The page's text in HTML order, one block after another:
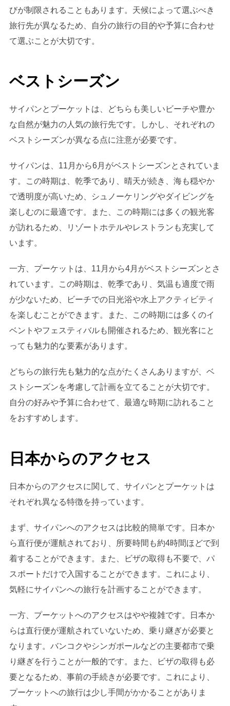
びが制限されることもあります。天候によって選ぶべき
旅行先が異なるため、自分の旅行の目的や予算に合わせ
て選ぶことが大切です。
ベストシーズン
サイパンとプーケットは、どちらも美しいビーチや豊か
な自然が魅力の人気の旅行先です。しかし、それぞれの
ベストシーズンが異なる点に注意が必要です。
サイパンは、11月から6月がベストシーズンとされていま
す。この時期は、乾季であり、晴天が続き、海も穏やか
で透明度が高いため、シュノーケリングやダイビングを
楽しむのに最適です。また、この時期には多くの観光客
が訪れるため、リゾートホテルやレストランも充実して
います。
一方、プーケットは、11月から4月がベストシーズンとさ
れています。この時期は、乾季であり、気温も適度で雨
が少ないため、ビーチでの日光浴や水上アクティビティ
を楽しむことができます。また、この時期には多くのイ
ベントやフェスティバルも開催されるため、観光客にと
っても魅力的な要素があります。
どちらの旅行先も魅力的な点がたくさんありますが、ベ
ストシーズンを考慮して計画を立てることが大切です。
自分の好みや予算に合わせて、最適な時期に訪れること
をおすすめします。
日本からのアクセス
日本からのアクセスに関して、サイパンとプーケットは
それぞれ異なる特徴を持っています。
まず、サイパンへのアクセスは比較的簡単です。日本か
ら直行便が運航されており、所要時間も約4時間ほどで到
着することができます。また、ビザの取得も不要で、パ
スポートだけで入国することができます。これにより、
気軽にサイパンへの旅行を計画することができます。
一方、プーケットへのアクセスはやや複雑です。日本か
らは直行便が運航されていないため、乗り継ぎが必要と
なります。バンコクやシンガポールなどの主要都市で乗
り継ぎを行うことが一般的です。また、ビザの取得も必
要となるため、事前の手続きが必要です。これにより、
プーケットへの旅行は少し手間がかかることがありま